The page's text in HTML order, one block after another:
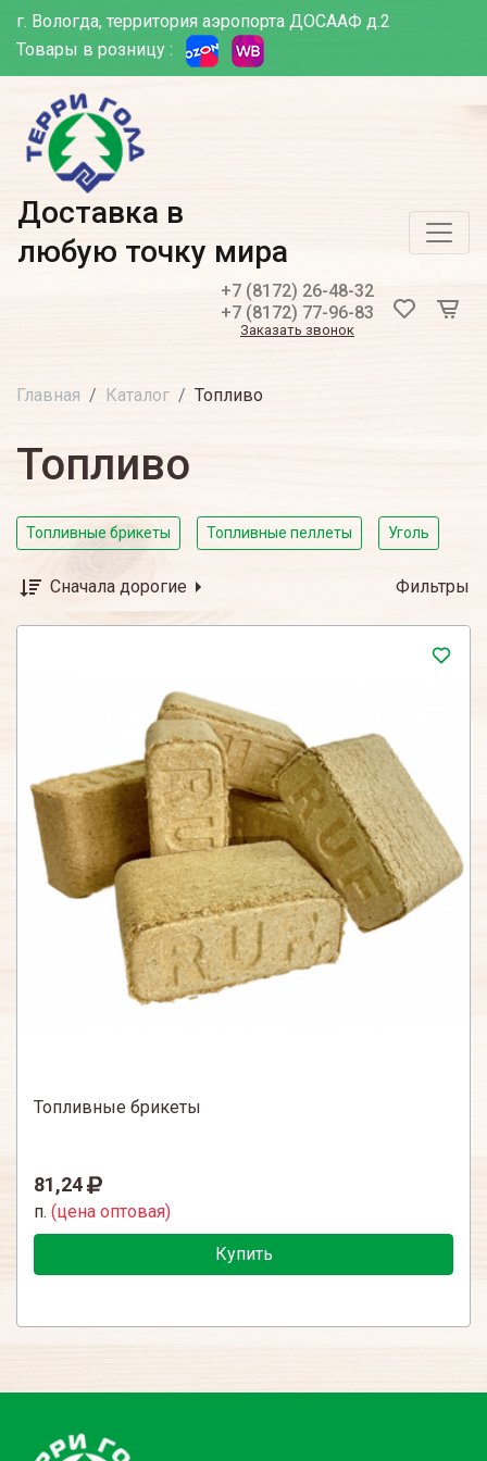
г. Вологда, территория аэропорта ДОСААФ д.2
Товары в розницу :
Доставка в
любую точку мира
+7 (8172) 26-48-32
+7 (8172) 77-96-83
Заказать звонок
Главная Каталог Топливо
Топливо
Топливные брикеты Топливные пеллеты Уголь
Сначала дорогие Фильтры
Топливные брикеты
81,24
п. (цена оптовая)
Купить